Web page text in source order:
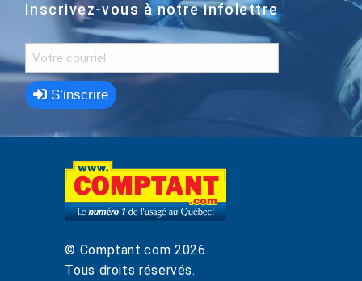
Inscrivez-vous à notre infolettre
S’inscrire
© Comptant.com 2026.
Tous droits réservés.